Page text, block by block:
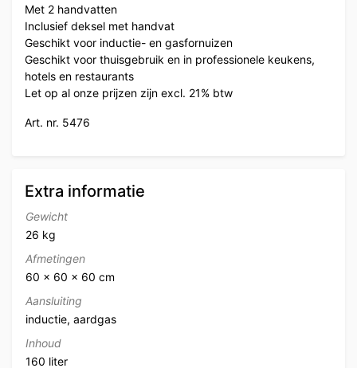
Met 2 handvatten
Inclusief deksel met handvat
Geschikt voor inductie- en gasfornuizen
Geschikt voor thuisgebruik en in professionele keukens,
hotels en restaurants
Let op al onze prijzen zijn excl. 21% btw
Art. nr. 5476
Extra informatie
Gewicht
26 kg
Afmetingen
60 × 60 × 60 cm
Aansluiting
inductie, aardgas
Inhoud
160 liter